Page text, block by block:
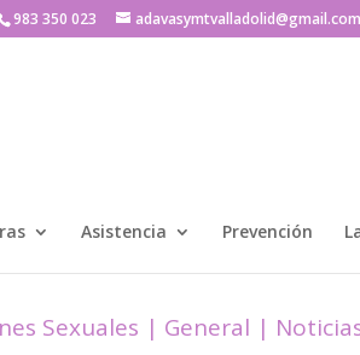
983 350 023 adavasymtvalladolid@gmail.com
Asistencia Prevención
Sexuales | General |